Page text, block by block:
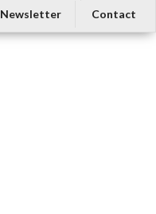
Newsletter Contact